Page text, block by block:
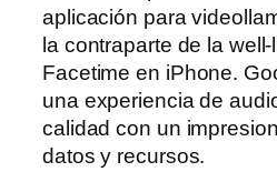
aplicación para
la contraparte de la
Facetime en iPhone.
una experiencia de
calidad con un
datos y recursos.